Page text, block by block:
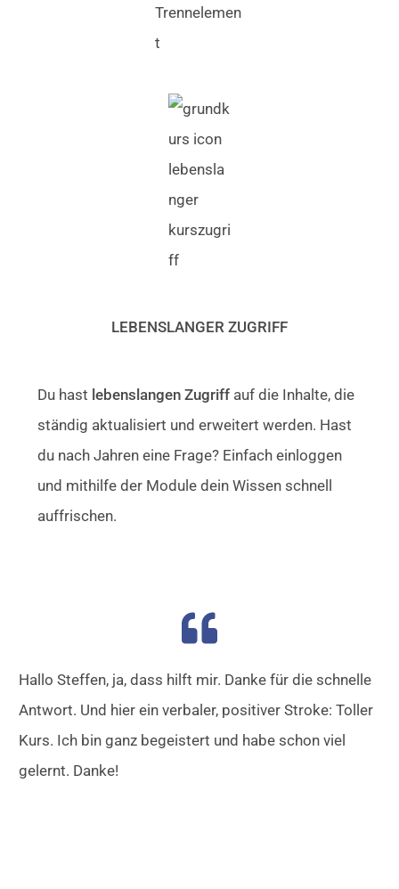
LEBENSLANGER ZUGRIFF
Du hast lebenslangen Zugriff auf die Inhalte, die
ständig aktualisiert und erweitert werden. Hast
du nach Jahren eine Frage? Einfach einloggen
und mithilfe der Module dein Wissen schnell
auffrischen.
Hallo Steffen, ja, dass hilft mir. Danke für die schnelle
Antwort. Und hier ein verbaler, positiver Stroke: Toller
Kurs. Ich bin ganz begeistert und habe schon viel
gelernt. Danke!